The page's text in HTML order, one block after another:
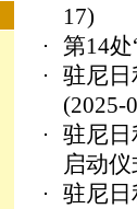
17)
第14
驻尼日
(2025-
驻尼日
启动仪
驻尼日